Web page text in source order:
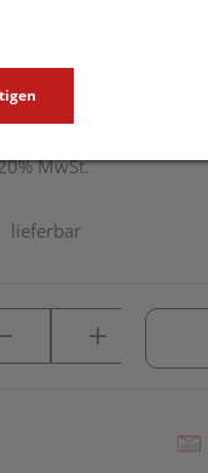
/ Einheit
MwSt.
lieferbar